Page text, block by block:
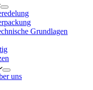
Grundlagen
uns